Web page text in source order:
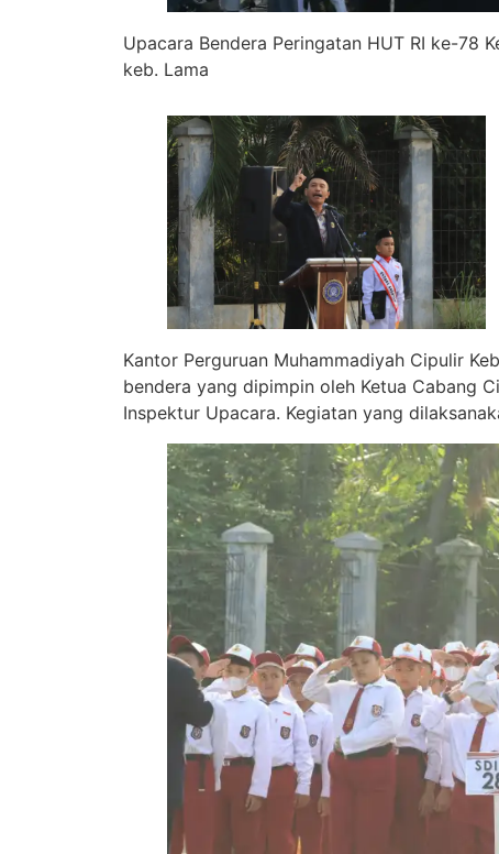
Upacara Bendera Peringatan HUT RI ke-78
keb. Lama
Kantor Perguruan Muhammadiyah Cipulir
bendera yang dipimpin oleh Ketua Cabang
Inspektur Upacara. Kegiatan yang